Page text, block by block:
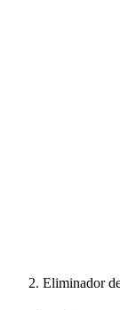
Eliminador